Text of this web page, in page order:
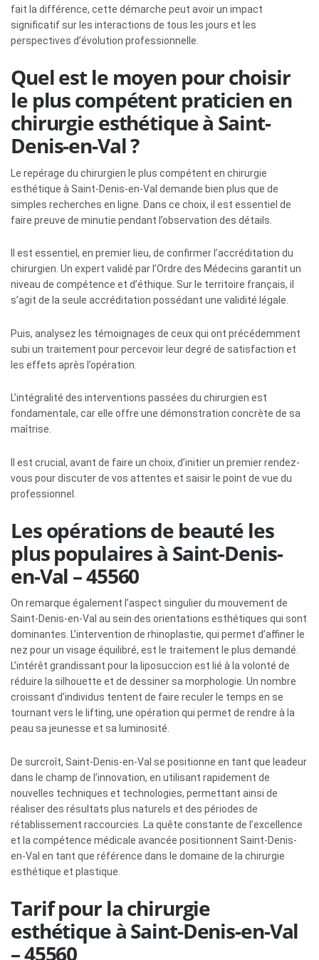
fait la différence, cette démarche peut avoir un impact
significatif sur les interactions de tous les jours et les
perspectives d’évolution professionnelle.
Quel est le moyen pour choisir
le plus compétent praticien en
chirurgie esthétique à Saint-
Denis-en-Val ?
Le repérage du chirurgien le plus compétent en chirurgie
esthétique à Saint-Denis-en-Val demande bien plus que de
simples recherches en ligne. Dans ce choix, il est essentiel de
faire preuve de minutie pendant l’observation des détails.
Il est essentiel, en premier lieu, de confirmer l’accréditation du
chirurgien. Un expert validé par l’Ordre des Médecins garantit un
niveau de compétence et d’éthique. Sur le territoire français, il
s’agit de la seule accréditation possédant une validité légale.
Puis, analysez les témoignages de ceux qui ont précédemment
subi un traitement pour percevoir leur degré de satisfaction et
les effets après l’opération.
L’intégralité des interventions passées du chirurgien est
fondamentale, car elle offre une démonstration concrète de sa
maîtrise.
Il est crucial, avant de faire un choix, d’initier un premier rendez-
vous pour discuter de vos attentes et saisir le point de vue du
professionnel.
Les opérations de beauté les
plus populaires à Saint-Denis-
en-Val – 45560
On remarque également l’aspect singulier du mouvement de
Saint-Denis-en-Val au sein des orientations esthétiques qui sont
dominantes. L’intervention de rhinoplastie, qui permet d’affiner le
nez pour un visage équilibré, est le traitement le plus demandé.
L’intérêt grandissant pour la liposuccion est lié à la volonté de
réduire la silhouette et de dessiner sa morphologie. Un nombre
croissant d’individus tentent de faire reculer le temps en se
tournant vers le lifting, une opération qui permet de rendre à la
peau sa jeunesse et sa luminosité.
De surcroît, Saint-Denis-en-Val se positionne en tant que leadeur
dans le champ de l’innovation, en utilisant rapidement de
nouvelles techniques et technologies, permettant ainsi de
réaliser des résultats plus naturels et des périodes de
rétablissement raccourcies. La quête constante de l’excellence
et la compétence médicale avancée positionnent Saint-Denis-
en-Val en tant que référence dans le domaine de la chirurgie
esthétique et plastique.
Tarif pour la chirurgie
esthétique à Saint-Denis-en-Val
– 45560